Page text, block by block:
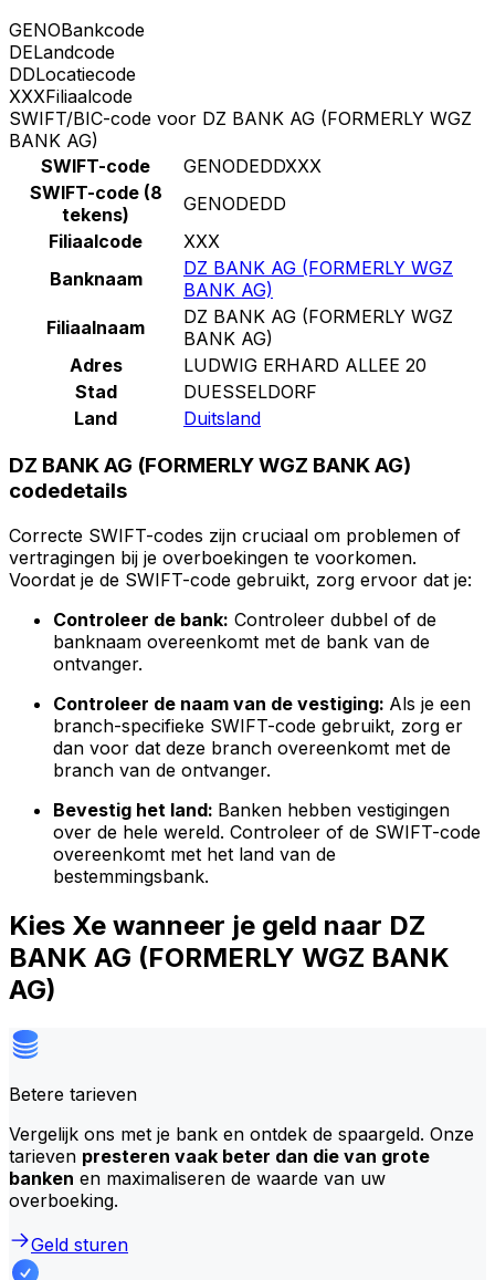
GENOBankcode
DELandcode
DDLocatiecode
XXXFiliaalcode
SWIFT/BIC-code voor DZ BANK AG (FORMERLY WGZ
BANK AG)
SWIFT-code
GENODEDDXXX
SWIFT-code (8
tekens)
GENODEDD
Filiaalcode
XXX
Banknaam
DZ BANK AG (FORMERLY WGZ
BANK AG)
Filiaalnaam
DZ BANK AG (FORMERLY WGZ
BANK AG)
Adres
LUDWIG ERHARD ALLEE 20
Stad
DUESSELDORF
Land
Duitsland
DZ BANK AG (FORMERLY WGZ BANK AG)
codedetails
Correcte SWIFT-codes zijn cruciaal om problemen of
vertragingen bij je overboekingen te voorkomen.
Voordat je de SWIFT-code gebruikt, zorg ervoor dat je:
Controleer de bank: Controleer dubbel of de
banknaam overeenkomt met de bank van de
ontvanger.
Controleer de naam van de vestiging: Als je een
branch-specifieke SWIFT-code gebruikt, zorg er
dan voor dat deze branch overeenkomt met de
branch van de ontvanger.
Bevestig het land: Banken hebben vestigingen
over de hele wereld. Controleer of de SWIFT-code
overeenkomt met het land van de
bestemmingsbank.
Kies Xe wanneer je geld naar DZ
BANK AG (FORMERLY WGZ BANK
AG)
Betere tarieven
Vergelijk ons met je bank en ontdek de spaargeld. Onze
tarieven presteren vaak beter dan die van grote
banken en maximaliseren de waarde van uw
overboeking.
Geld sturen